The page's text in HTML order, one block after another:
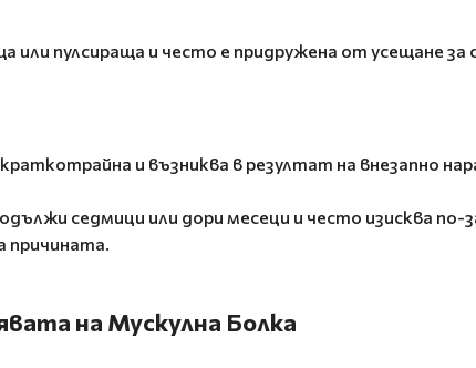
пулсираща и често е придружена от усещане за
и възниква в резултат на внезапно
седмици или дори месеци и често изисква по-
причината.
на Мускулна Болка